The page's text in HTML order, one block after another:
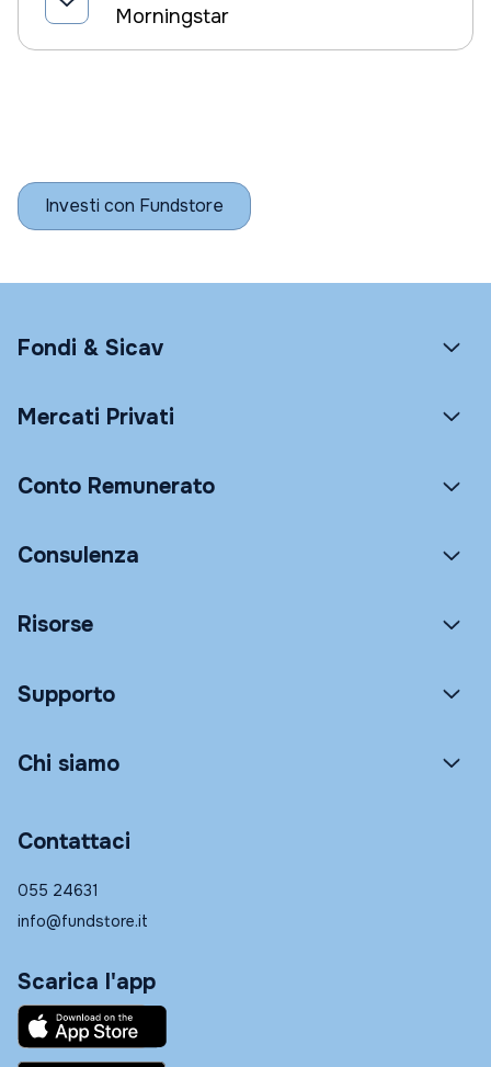
Morningstar
Investi con Fundstore
Fondi & Sicav
Mercati Privati
Conto Remunerato
Consulenza
Risorse
Supporto
Chi siamo
Contattaci
055 24631
info@fundstore.it
Scarica l'app